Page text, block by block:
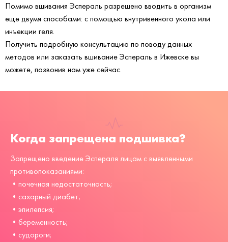
Помимо вшивания Эспераль разрешено вводить в организм
еще двумя способами: с помощью внутривенного укола или
инъекции геля.
Получить подробную консультацию по поводу данных
методов или заказать вшивание Эспераль в Ижевске вы
можете, позвонив нам уже сейчас.
Когда запрещена подшивка?
Запрещено введение Эспераля лицам с выявленными
противопоказаниями:
•почечная недостаточность;
•сахарный диабет;
•эпилепсия;
•беременность;
•судороги;